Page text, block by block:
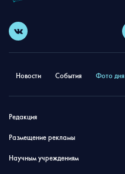
Новости События Фото дня
Редакция
Размещение рекламы
Научным учреждениям